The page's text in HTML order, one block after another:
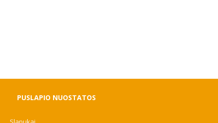
PUSLAPIO NUOSTATOS